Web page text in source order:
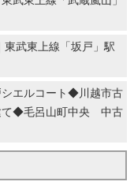
東武東上線「坂戸」駅
シエルコート◆川越市古
◆毛呂山町中央 中古